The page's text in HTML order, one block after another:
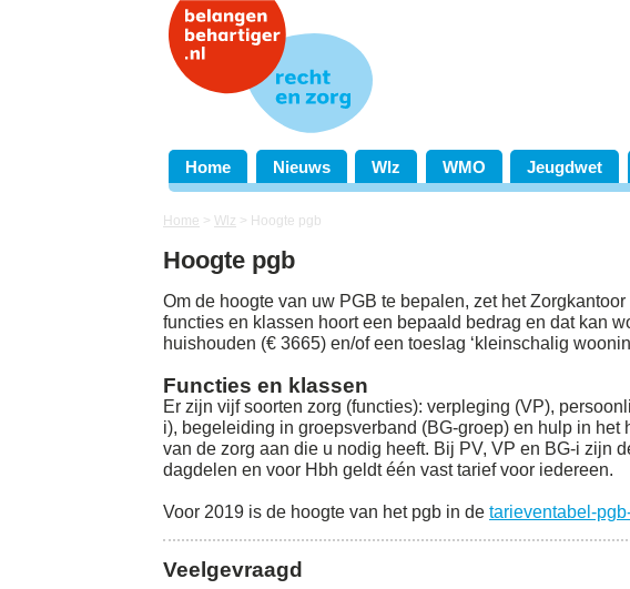
Home Nieuws Wlz WMO Jeugdwet
Home > Wlz > Hoogte pgb
Hoogte pgb
Om de hoogte van uw PGB te bepalen, zet het
functies en klassen hoort een bepaald bedrag en dat kan
huishouden (€ 3665) en/of een toeslag ‘kleinschalig
Functies en klassen
Er zijn vijf soorten zorg (functies): verpleging (VP),
i), begeleiding in groepsverband (BG-groep) en hulp in
van de zorg aan die u nodig heeft. Bij PV, VP en BG-i zijn
dagdelen en voor Hbh geldt één vast tarief voor iedereen.
Voor 2019 is de hoogte van het pgb in de tarieventabel-
Veelgevraagd